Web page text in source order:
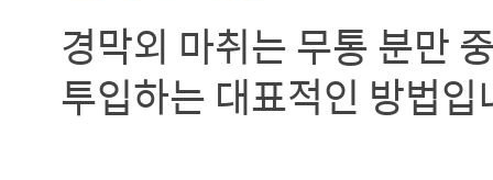
경막외 마취는 무통 분만
투입하는 대표적인 방법입